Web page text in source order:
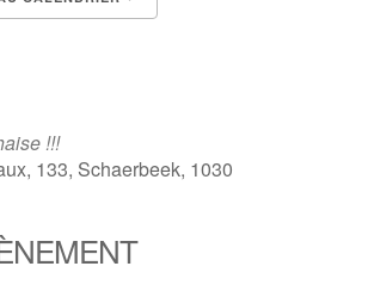
!!!
133, Schaerbeek, 1030